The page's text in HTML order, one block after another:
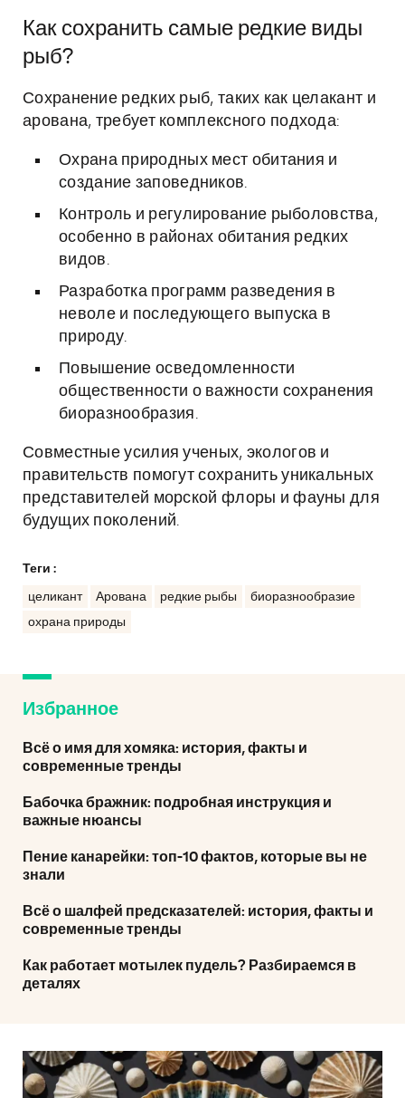
Как сохранить самые редкие виды
рыб?
Сохранение редких рыб, таких как целакант и
арована, требует комплексного подхода:
Охрана природных мест обитания и
создание заповедников.
Контроль и регулирование рыболовства,
особенно в районах обитания редких
видов.
Разработка программ разведения в
неволе и последующего выпуска в
природу.
Повышение осведомленности
общественности о важности сохранения
биоразнообразия.
Совместные усилия ученых, экологов и
правительств помогут сохранить уникальных
представителей морской флоры и фауны для
будущих поколений.
Теги :
целикант Арована редкие рыбы
биоразнообразие
охрана природы
Избранное
Всё о имя для хомяка: история, факты и
современные тренды
Бабочка бражник: подробная инструкция и
важные нюансы
Пение канарейки: топ-10 фактов, которые вы не
знали
Всё о шалфей предсказателей: история, факты и
современные тренды
Как работает мотылек пудель? Разбираемся в
деталях